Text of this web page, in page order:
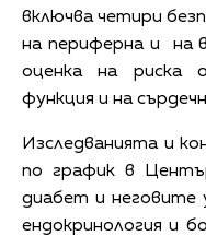
включва четири
на периферна и на
оценка на риска
функция и на
Изследванията и
по график в
диабет и неговите
ендокринология и